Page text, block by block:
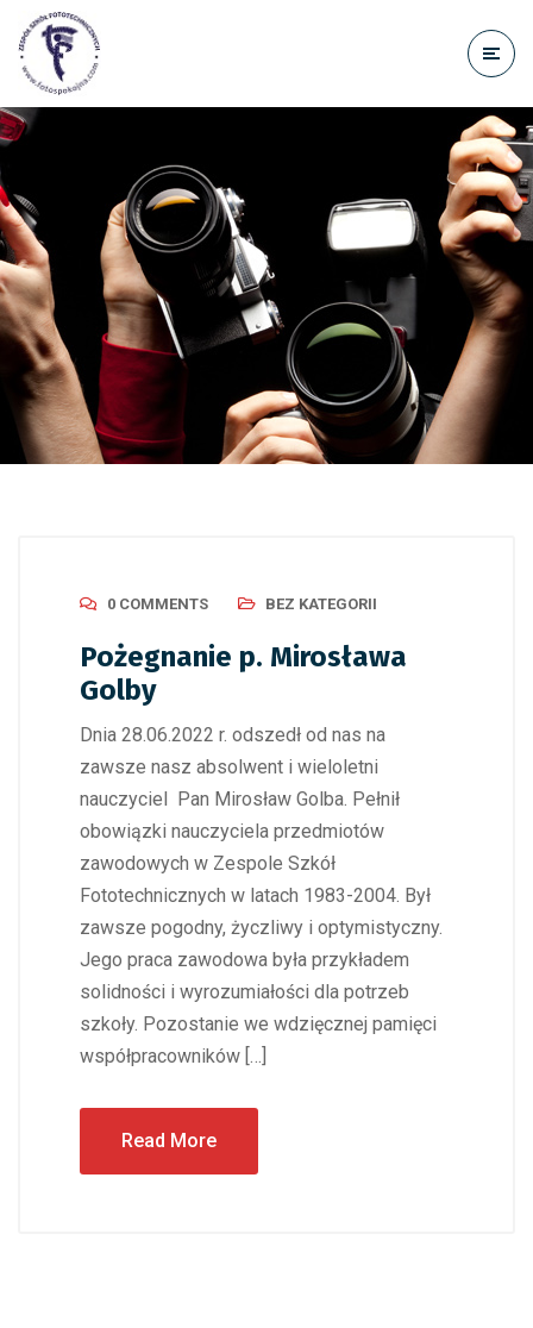
treści
0 COMMENTS BEZ KATEGORII
Pożegnanie p. Mirosława
Golby
Dnia 28.06.2022 r. odszedł od nas na
zawsze nasz absolwent i wieloletni
nauczyciel Pan Mirosław Golba. Pełnił
obowiązki nauczyciela przedmiotów
zawodowych w Zespole Szkół
Fototechnicznych w latach 1983-2004. Był
zawsze pogodny, życzliwy i optymistyczny.
Jego praca zawodowa była przykładem
solidności i wyrozumiałości dla potrzeb
szkoły. Pozostanie we wdzięcznej pamięci
współpracowników […]
Read More